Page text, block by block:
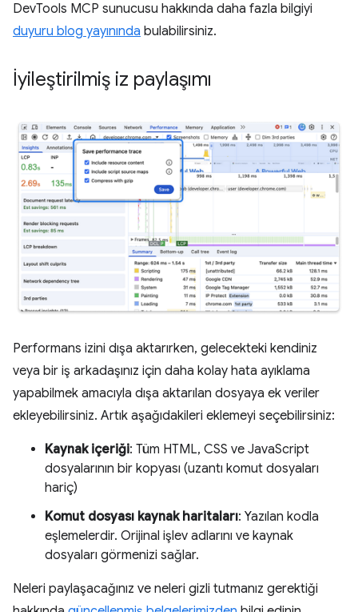
DevTools MCP sunucusu hakkında daha fazla bilgiyi
duyuru blog yayınında bulabilirsiniz.
İyileştirilmiş iz paylaşımı
Performans izini dışa aktarırken, gelecekteki kendiniz
veya bir iş arkadaşınız için daha kolay hata ayıklama
yapabilmek amacıyla dışa aktarılan dosyaya ek veriler
ekleyebilirsiniz. Artık aşağıdakileri eklemeyi seçebilirsiniz:
Kaynak içeriği: Tüm HTML, CSS ve JavaScript
dosyalarının bir kopyası (uzantı komut dosyaları
hariç)
Komut dosyası kaynak haritaları: Yazılan kodla
eşlemelerdir. Orijinal işlev adlarını ve kaynak
dosyaları görmenizi sağlar.
Neleri paylaşacağınız ve neleri gizli tutmanız gerektiği